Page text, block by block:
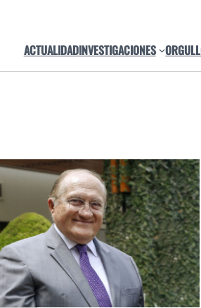
ACTUALIDADINVESTIGACIONES